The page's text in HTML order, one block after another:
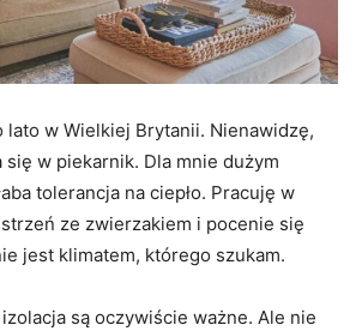
lato w Wielkiej Brytanii. Nienawidzę,
się w piekarnik. Dla mnie dużym
tolerancja na ciepło. Pracuję w
ze zwierzakiem i pocenie się
jest klimatem, którego szukam.
są oczywiście ważne. Ale nie